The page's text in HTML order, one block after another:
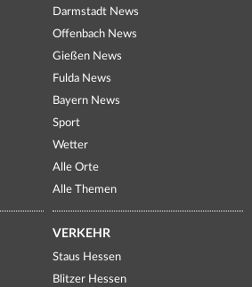
Darmstadt News
Offenbach News
Gießen News
Fulda News
Bayern News
Sport
Wetter
Alle Orte
Alle Themen
VERKEHR
Staus Hessen
Blitzer Hessen